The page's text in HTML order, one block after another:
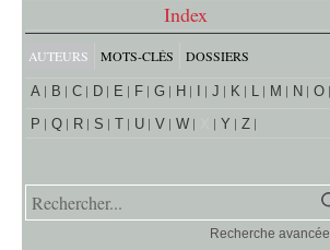
Index
AUTEURS MOTS-CLÉS DOSSIERS
A B C D E F G H J K L M N
O
P
Q R S T U V W Y Z
Recherche avancée